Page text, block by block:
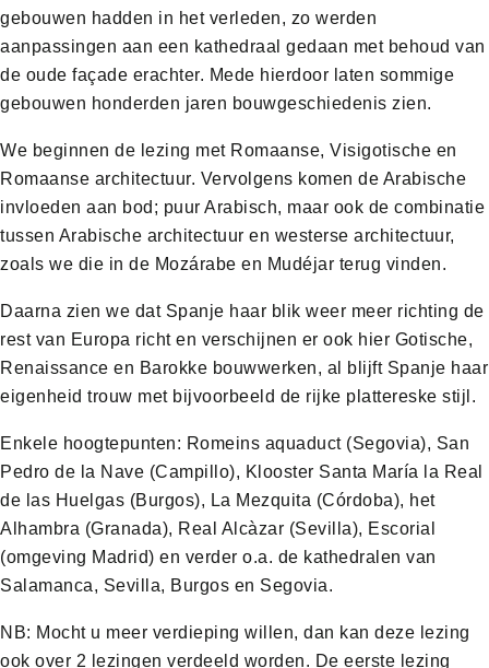
gebouwen hadden in het verleden, zo werden
aanpassingen aan een kathedraal gedaan met behoud van
de oude façade erachter. Mede hierdoor laten sommige
gebouwen honderden jaren bouwgeschiedenis zien.
We beginnen de lezing met Romaanse, Visigotische en
Romaanse architectuur. Vervolgens komen de Arabische
invloeden aan bod; puur Arabisch, maar ook de combinatie
tussen Arabische architectuur en westerse architectuur,
zoals we die in de Mozárabe en Mudéjar terug vinden.
Daarna zien we dat Spanje haar blik weer meer richting de
rest van Europa richt en verschijnen er ook hier Gotische,
Renaissance en Barokke bouwwerken, al blijft Spanje haar
eigenheid trouw met bijvoorbeeld de rijke plattereske stijl.
Enkele hoogtepunten: Romeins aquaduct (Segovia), San
Pedro de la Nave (Campillo), Klooster Santa María la Real
de las Huelgas (Burgos), La Mezquita (Córdoba), het
Alhambra (Granada), Real Alcàzar (Sevilla), Escorial
(omgeving Madrid) en verder o.a. de kathedralen van
Salamanca, Sevilla, Burgos en Segovia.
NB: Mocht u meer verdieping willen, dan kan deze lezing
ook over 2 lezingen verdeeld worden. De eerste lezing